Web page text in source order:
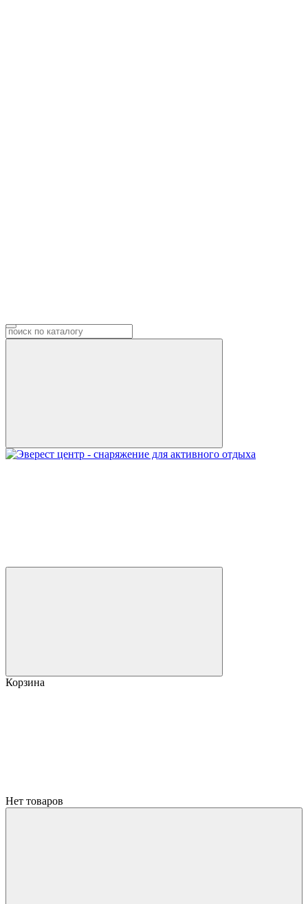
Корзина
Нет товаров